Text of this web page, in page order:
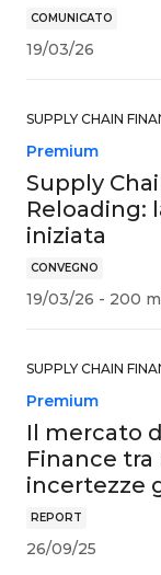
COMUNICATO
19/03/26
SUPPLY CHAIN
CONVEGNO
Supply
Reloading:
iniziata
Premium
19/03/26 - 200
SUPPLY CHAIN
REPORT
Il mercato
Finance
incertezze
Premium
26/09/25